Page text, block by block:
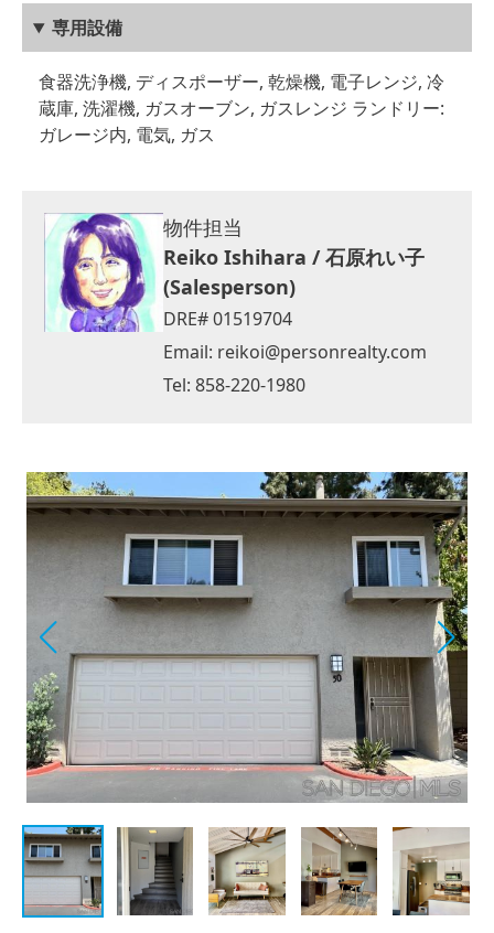
専用設備
食器洗浄機, ディスポーザー, 乾燥機, 電子レンジ, 冷
蔵庫, 洗濯機, ガスオーブン, ガスレンジ ランドリー:
ガレージ内, 電気, ガス
物件担当
Reiko Ishihara / 石原れい子
(Salesperson)
DRE# 01519704
Email: reikoi@personrealty.com
Tel: 858-220-1980